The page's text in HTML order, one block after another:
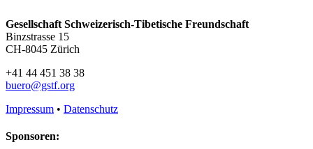
Gesellschaft Schweizerisch-Tibetische Freundschaft
Binzstrasse 15
CH-8045 Zürich
+41 44 451 38 38
buero@gstf.org
Impressum • Datenschutz
Sponsoren: